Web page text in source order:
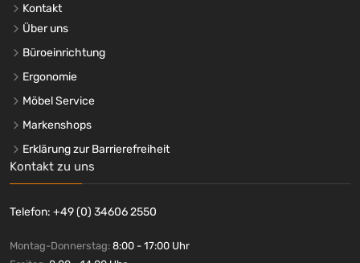
Kontakt
Über uns
Büroeinrichtung
Ergonomie
Möbel Service
Markenshops
Erklärung zur Barrierefreiheit
Kontakt zu uns
Telefon: +49 (0) 34606 2550
Montag-Donnerstag: 8:00 - 17:00 Uhr